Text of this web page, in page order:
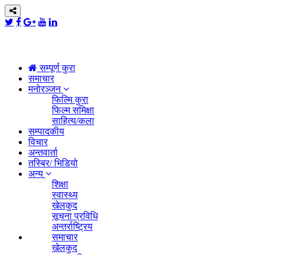
सम्पूर्ण कुरा
समाचार
मनोरञ्जन
फिल्मि कुरा
फिल्म समिक्षा
साहित्य/कला
सम्पादकीय
विचार
अन्तवार्ता
तस्बिर/ भिडियो
अन्य
शिक्षा
स्वास्थ्य
खेलकुद
सूचना प्रविधि
अन्तर्राष्ट्रिय
समाचार
खेलकुद